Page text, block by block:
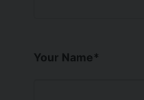
Your Name*